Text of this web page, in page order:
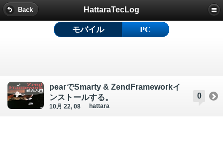
Back HattaraTecLog
0
pearでSmarty & ZendFrameworkイ
ンストールする。
10月 22, 08 hattara
モバイル PC